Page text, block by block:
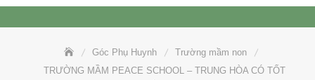
Góc Phụ Huynh
Trường mầm non
TRƯỜNG MẦM PEACE SCHOOL – TRUNG HÒA CÓ TỐT